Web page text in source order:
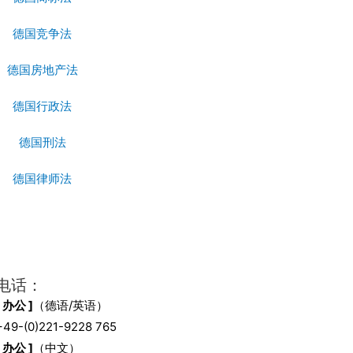
德国竞争法
德国房地产法
德国行政法
德国刑法
德国律师法
话：
公 ] （德语/英语）
(0)221-9228 765
公 ] （中文）